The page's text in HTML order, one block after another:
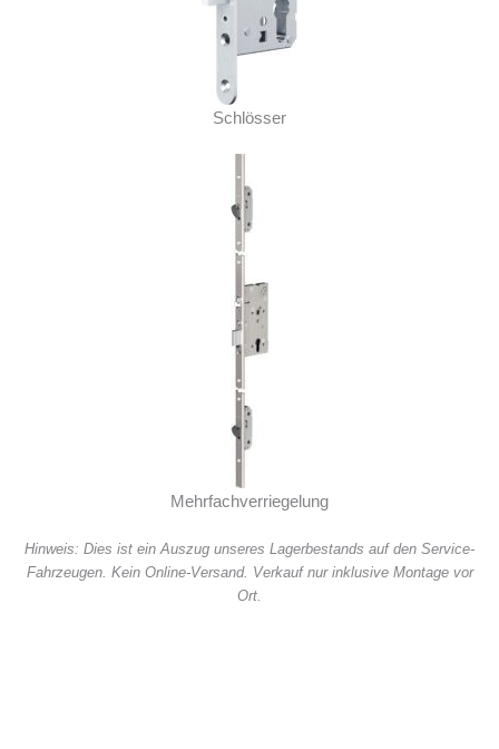
Schlösser
Mehrfachverriegelung
Hinweis: Dies ist ein Auszug unseres Lagerbestands auf den Service-
Fahrzeugen. Kein Online-Versand. Verkauf nur inklusive Montage vor
Ort.